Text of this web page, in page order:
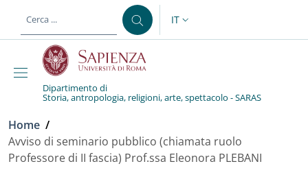
al contenuto principale
SELETTORE LINGUA:
IT
Dipartimento di
Storia, antropologia, religioni, arte, spettacolo - SARAS
Briciole di pane
Home /
Avviso di seminario pubblico (chiamata ruolo
Professore di II fascia) Prof.ssa Eleonora PLEBANI